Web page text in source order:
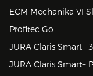
ECM Mechanika VI
Profitec Go
JURA Claris Smart+
JURA Claris Smart+